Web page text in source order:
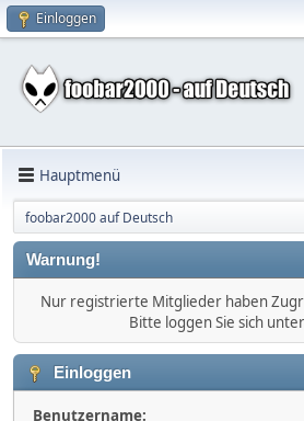
Einloggen
Hauptmenü
foobar2000 auf Deutsch
Warnung!
Nur registrierte Mitglieder haben
Bitte loggen Sie sich
Einloggen
Benutzername: